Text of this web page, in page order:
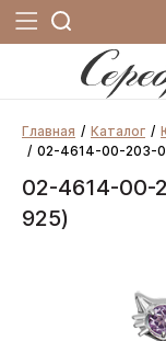
Главная Каталог
02-4614-00-203-
02-4614-00-
925)